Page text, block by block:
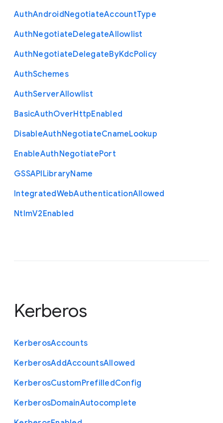
AuthAndroidNegotiateAccountType
AuthNegotiateDelegateAllowlist
AuthNegotiateDelegateByKdcPolicy
AuthSchemes
AuthServerAllowlist
BasicAuthOverHttpEnabled
DisableAuthNegotiateCnameLookup
EnableAuthNegotiatePort
GSSAPILibraryName
IntegratedWebAuthenticationAllowed
NtlmV2Enabled
Kerberos
KerberosAccounts
KerberosAddAccountsAllowed
KerberosCustomPrefilledConfig
KerberosDomainAutocomplete